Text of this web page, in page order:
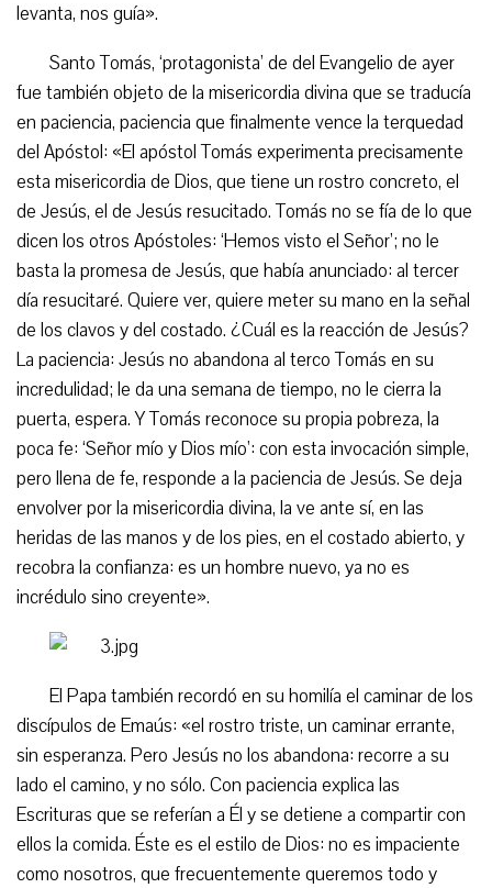
levanta, nos guía».
Santo Tomás, ‘protagonista’ de del Evangelio de ayer
fue también objeto de la misericordia divina que se traducía
en paciencia, paciencia que finalmente vence la terquedad
del Apóstol: «El apóstol Tomás experimenta precisamente
esta misericordia de Dios, que tiene un rostro concreto, el
de Jesús, el de Jesús resucitado. Tomás no se fía de lo que
dicen los otros Apóstoles: ‘Hemos visto el Señor’; no le
basta la promesa de Jesús, que había anunciado: al tercer
día resucitaré. Quiere ver, quiere meter su mano en la señal
de los clavos y del costado. ¿Cuál es la reacción de Jesús?
La paciencia: Jesús no abandona al terco Tomás en su
incredulidad; le da una semana de tiempo, no le cierra la
puerta, espera. Y Tomás reconoce su propia pobreza, la
poca fe: ‘Señor mío y Dios mío’: con esta invocación simple,
pero llena de fe, responde a la paciencia de Jesús. Se deja
envolver por la misericordia divina, la ve ante sí, en las
heridas de las manos y de los pies, en el costado abierto, y
recobra la confianza: es un hombre nuevo, ya no es
incrédulo sino creyente».
El Papa también recordó en su homilía el caminar de los
discípulos de Emaús: «el rostro triste, un caminar errante,
sin esperanza. Pero Jesús no los abandona: recorre a su
lado el camino, y no sólo. Con paciencia explica las
Escrituras que se referían a Él y se detiene a compartir con
ellos la comida. Éste es el estilo de Dios: no es impaciente
como nosotros, que frecuentemente queremos todo y